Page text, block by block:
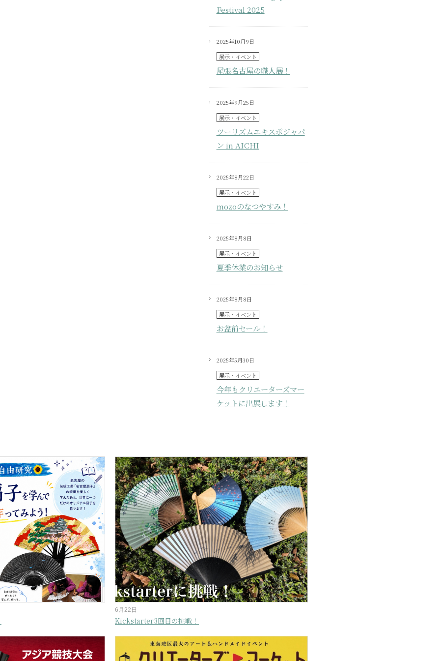
Festival 2025
2025年10月9日
展示・イベント
尾張名古屋の職人展！
2025年9月25日
展示・イベント
ツーリズムエキスポジャパ
ン in AICHI
2025年8月22日
展示・イベント
mozoのなつやすみ！
2025年8月8日
展示・イベント
夏季休業のお知らせ
2025年8月8日
展示・イベント
お盆前セール！
2025年5月30日
展示・イベント
今年もクリエーターズマー
ケットに出展します！
6月22日
Kickstarter3回目の挑戦！